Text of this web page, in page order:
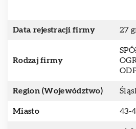
Data rejestracji firmy 27
Rodzaj firmy
Region (Województwo)
Miasto 43-